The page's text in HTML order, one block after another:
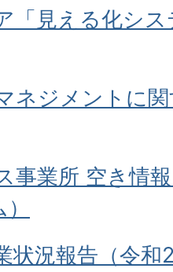
「見える化シ
ネジメントに
事業所 空き情
状況報告（令和